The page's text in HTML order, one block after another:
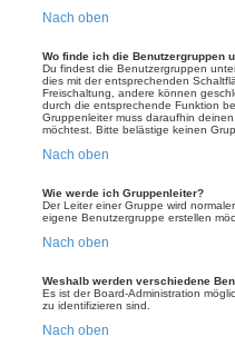
Nach oben
Wo finde ich die Benutzergruppen
Du findest die Benutzergruppen
dies mit der entsprechenden
Freischaltung, andere können
durch die entsprechende Funktion
Gruppenleiter muss daraufhin
möchtest. Bitte belästige keinen
Nach oben
Wie werde ich Gruppenleiter?
Der Leiter einer Gruppe wird
eigene Benutzergruppe erstellen
Nach oben
Weshalb werden verschiedene
Es ist der Board-Administration
zu identifizieren sind.
Nach oben